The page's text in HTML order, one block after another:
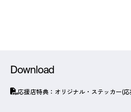
Download
応援店特典：オリジナル・ステッカー(